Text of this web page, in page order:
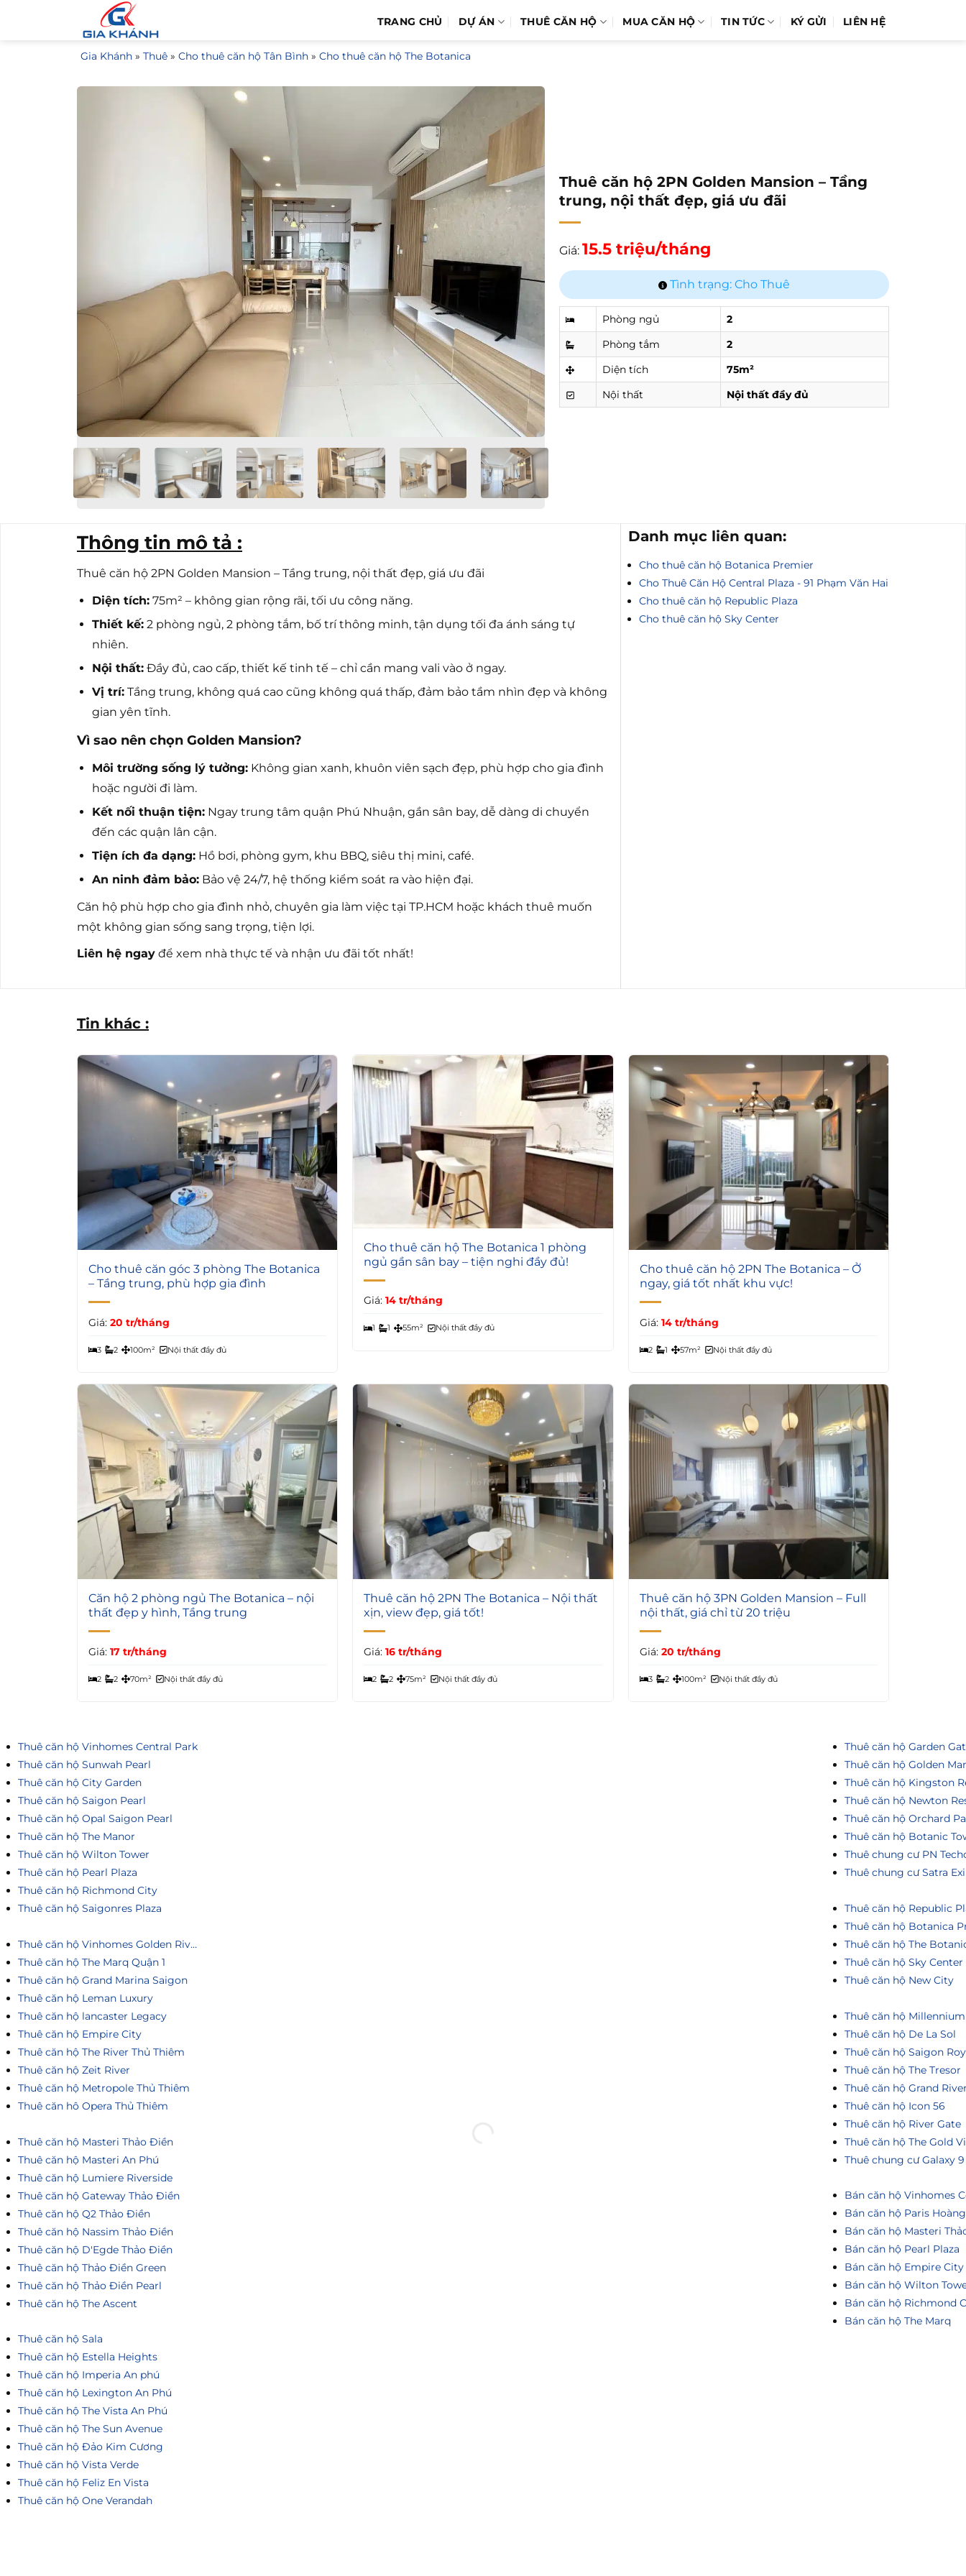
TRANG CHỦ DỰ ÁN THUÊ CĂN HỘ MUA CĂN HỘ TIN TỨC KÝ GỬI LIÊN HỆ
Gia Khánh » Thuê » Cho thuê căn hộ Tân Bình » Cho thuê căn hộ The Botanica
Thuê căn hộ 2PN Golden Mansion – Tầng
trung, nội thất đẹp, giá ưu đãi
Giá: 15.5 triệu/tháng
Tình trạng: Cho Thuê
Phòng ngủ
2
Phòng tắm
2
Diện tích
75m²
Nội thất
Nội thất đầy đủ
Thông tin mô tả :
Thuê căn hộ 2PN Golden Mansion – Tầng trung, nội thất đẹp, giá ưu đãi
Diện tích:75m² – không gian rộng rãi, tối ưu công năng.
Thiết kế:2 phòng ngủ, 2 phòng tắm, bố trí thông minh, tận dụng tối đa ánh sáng tự
nhiên.
Nội thất:Đầy đủ, cao cấp, thiết kế tinh tế – chỉ cần mang vali vào ở ngay.
Vị trí:Tầng trung, không quá cao cũng không quá thấp, đảm bảo tầm nhìn đẹp và không
gian yên tĩnh.
Vì sao nên chọn Golden Mansion?
Môi trường sống lý tưởng:Không gian xanh, khuôn viên sạch đẹp, phù hợp cho gia đình
hoặc người đi làm.
Kết nối thuận tiện:Ngay trung tâm quận Phú Nhuận, gần sân bay, dễ dàng di chuyển
đến các quận lân cận.
Tiện ích đa dạng:Hồ bơi, phòng gym, khu BBQ, siêu thị mini, café.
An ninh đảm bảo:Bảo vệ 24/7, hệ thống kiểm soát ra vào hiện đại.
Căn hộ phù hợp cho gia đình nhỏ, chuyên gia làm việc tại TP.HCM hoặc khách thuê muốn
một không gian sống sang trọng, tiện lợi.
Liên hệ ngay để xem nhà thực tế và nhận ưu đãi tốt nhất!
Danh mục liên quan:
Cho thuê căn hộ Botanica Premier
Cho Thuê Căn Hộ Central Plaza - 91 Phạm Văn Hai
Cho thuê căn hộ Republic Plaza
Cho thuê căn hộ Sky Center
Tin khác :
6
Cho thuê căn góc 3 phòng The Botanica
– Tầng trung, phù hợp gia đình
Giá: 20 tr/tháng
3 2 100m² Nội thất đầy đủ
4
Cho thuê căn hộ The Botanica 1 phòng
ngủ gần sân bay – tiện nghi đầy đủ!
Giá:14 tr/tháng
1 1 55m² Nội thất đầy đủ
6
Cho thuê căn hộ 2PN The Botanica – Ở
ngay, giá tốt nhất khu vực!
Giá: 14 tr/tháng
2 1 57m² Nội thất đầy đủ
7
Căn hộ 2 phòng ngủ The Botanica – nội
thất đẹp y hình, Tầng trung
Giá: 17 tr/tháng
2 2 70m² Nội thất đầy đủ
4
Thuê căn hộ 2PN The Botanica – Nội thất
xịn, view đẹp, giá tốt!
Giá:16 tr/tháng
2 2 75m² Nội thất đầy đủ
4
Thuê căn hộ 3PN Golden Mansion – Full
nội thất, giá chỉ từ 20 triệu
Giá: 20 tr/tháng
3 2 100m² Nội thất đầy đủ
Thuê căn hộ Vinhomes Central Park
Thuê căn hộ Sunwah Pearl
Thuê căn hộ City Garden
Thuê căn hộ Saigon Pearl
Thuê căn hộ Opal Saigon Pearl
Thuê căn hộ The Manor
Thuê căn hộ Wilton Tower
Thuê căn hộ Pearl Plaza
Thuê căn hộ Richmond City
Thuê căn hộ Saigonres Plaza
Thuê căn hộ Vinhomes Golden River
Thuê căn hộ The Marq Quận 1
Thuê căn hộ Grand Marina Saigon
Thuê căn hộ Leman Luxury
Thuê căn hộ lancaster Legacy
Thuê căn hộ Empire City
Thuê căn hộ The River Thủ Thiêm
Thuê căn hộ Zeit River
Thuê căn hộ Metropole Thủ Thiêm
Thuê căn hô Opera Thủ Thiêm
Thuê căn hộ Masteri Thảo Điền
Thuê căn hộ Masteri An Phú
Thuê căn hộ Lumiere Riverside
Thuê căn hộ Gateway Thảo Điền
Thuê căn hộ Q2 Thảo Điền
Thuê căn hộ Nassim Thảo Điền
Thuê căn hộ D'Egde Thảo Điền
Thuê căn hộ Thảo Điền Green
Thuê căn hộ Thảo Điền Pearl
Thuê căn hộ The Ascent
Thuê căn hộ Sala
Thuê căn hộ Estella Heights
Thuê căn hộ Imperia An phú
Thuê căn hộ Lexington An Phú
Thuê căn hộ The Vista An Phú
Thuê căn hộ The Sun Avenue
Thuê căn hộ Đảo Kim Cương
Thuê căn hộ Vista Verde
Thuê căn hộ Feliz En Vista
Thuê căn hộ One Verandah
Thuê căn hộ Garden
Thuê căn hộ Golden
Thuê căn hộ Kingston
Thuê căn hộ Newton
Thuê căn hộ Orchard
Thuê căn hộ Botanic
Thuê chung cư PN
Thuê chung cư Satra
Thuê căn hộ Republic
Thuê căn hộ Botanica
Thuê căn hộ The
Thuê căn hộ Sky Center
Thuê căn hộ New City
Thuê căn hộ Millennium
Thuê căn hộ De La Sol
Thuê căn hộ Saigon
Thuê căn hộ The Tresor
Thuê căn hộ Grand
Thuê căn hộ Icon 56
Thuê căn hộ River Gate
Thuê căn hộ The Gold
Thuê chung cư Galaxy 9
Bán căn hộ Vinhomes
Bán căn hộ Paris
Bán căn hộ Masteri
Bán căn hộ Pearl Plaza
Bán căn hộ Empire City
Bán căn hộ Wilton
Bán căn hộ Richmond
Bán căn hộ The Marq